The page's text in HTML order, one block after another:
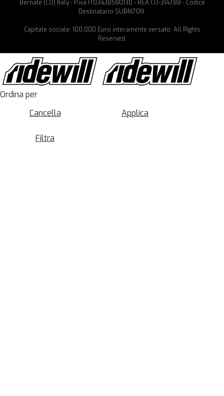
Bernate (CO) Italy - P.iva IT03438580130 - REA CO-314788 - Codice
Destinatario SUBM70N.
Capitale sociale: 100.000 Euro interamente versato. All Rights
Reserved.
Ordina per
Cancella
Applica
Filtra